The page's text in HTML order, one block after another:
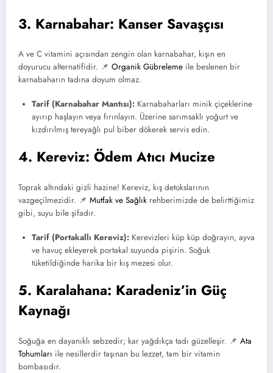
3. Karnabahar: Kanser Savaşçısı
A ve C vitamini açısından zengin olan karnabahar, kışın en
doyurucu alternatifidir. 📌 Organik Gübreleme ile beslenen bir
karnabaharın tadına doyum olmaz.
Tarif (Karnabahar Mantısı): Karnabaharları minik çiçeklerine
ayırıp haşlayın veya fırınlayın. Üzerine sarımsaklı yoğurt ve
kızdırılmış tereyağlı pul biber dökerek servis edin.
4. Kereviz: Ödem Atıcı Mucize
Toprak altındaki gizli hazine! Kereviz, kış detokslarının
vazgeçilmezidir. 📌 Mutfak ve Sağlık rehberimizde de belirttiğimiz
gibi, suyu bile şifadır.
Tarif (Portakallı Kereviz): Kerevizleri küp küp doğrayın, ayva
ve havuç ekleyerek portakal suyunda pişirin. Soğuk
tüketildiğinde harika bir kış mezesi olur.
5. Karalahana: Karadeniz’in Güç
Kaynağı
Soğuğa en dayanıklı sebzedir; kar yağdıkça tadı güzelleşir. 📌 Ata
Tohumları ile nesillerdir taşınan bu lezzet, tam bir vitamin
bombasıdır.